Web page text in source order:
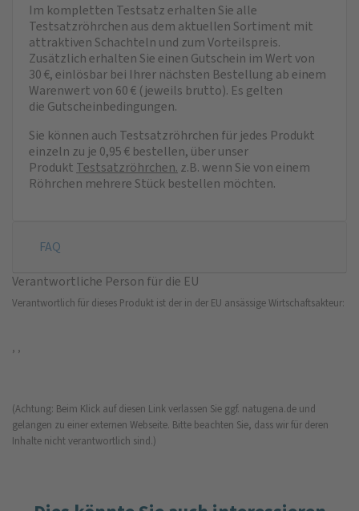
Im kompletten Testsatz erhalten Sie alle
Testsatzröhrchen aus dem aktuellen Sortiment mit
attraktiven Schachteln und zum Vorteilspreis.
Zusätzlich erhalten Sie einen Gutschein im Wert von
30 €, einlösbar bei Ihrer nächsten Bestellung ab einem
Warenwert von 60 € (jeweils brutto). Es gelten
die Gutscheinbedingungen.
Sie können auch Testsatzröhrchen für jedes Produkt
einzeln zu je 0,95 € bestellen, über unser
Produkt Testsatzröhrchen. z.B. wenn Sie von einem
Röhrchen mehrere Stück bestellen möchten.
FAQ
Verantwortliche Person für die EU
Verantwortlich für dieses Produkt ist der in der EU ansässige Wirtschaftsakteur:
, ,
(Achtung: Beim Klick auf diesen Link verlassen Sie ggf. natugena.de und
gelangen zu einer externen Webseite. Bitte beachten Sie, dass wir für deren
Inhalte nicht verantwortlich sind.)